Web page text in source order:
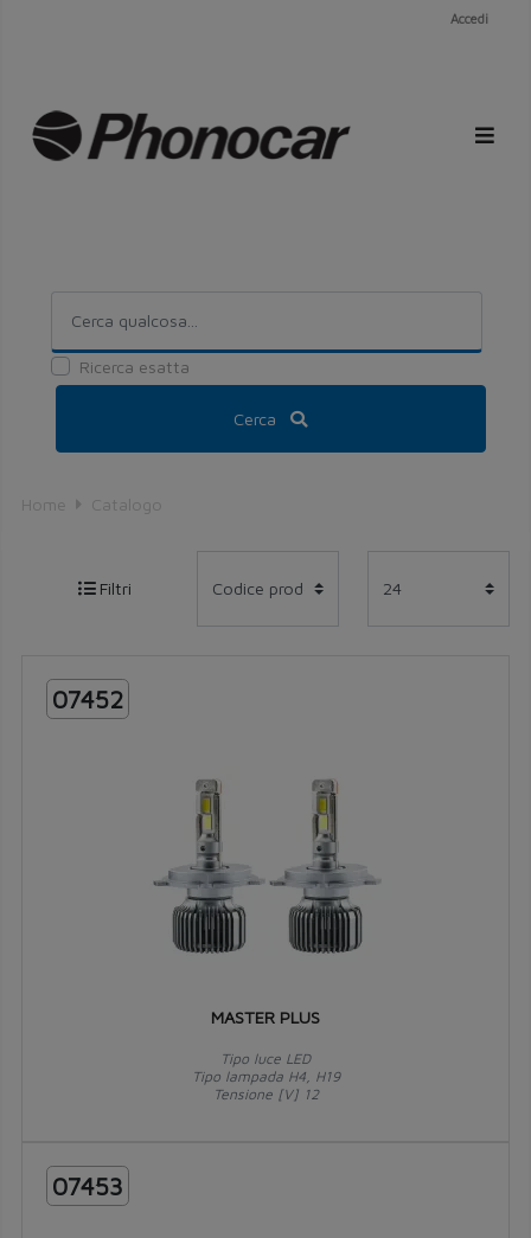
Accedi
Ricerca esatta
Cerca
Home Catalogo
Filtri
07452
MASTER PLUS
Tipo luce LED
Tipo lampada H4, H19
Tensione [V] 12
07453